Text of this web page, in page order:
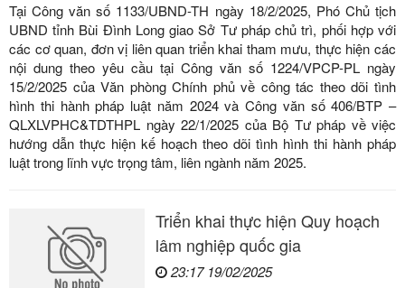
Tại Công văn số 1133/UBND-TH ngày 18/2/2025, Phó Chủ tịch
UBND tỉnh Bùi Đình Long giao Sở Tư pháp chủ trì, phối hợp với
các cơ quan, đơn vị liên quan triển khai tham mưu, thực hiện các
nội dung theo yêu cầu tại Công văn số 1224/VPCP-PL ngày
15/2/2025 của Văn phòng Chính phủ về công tác theo dõi tình
hình thi hành pháp luật năm 2024 và Công văn số 406/BTP –
QLXLVPHC&TDTHPL ngày 22/1/2025 của Bộ Tư pháp về việc
hướng dẫn thực hiện kế hoạch theo dõi tình hình thi hành pháp
luật trong lĩnh vực trọng tâm, liên ngành năm 2025.
Triển khai thực hiện Quy hoạch
lâm nghiệp quốc gia
23:17 19/02/2025